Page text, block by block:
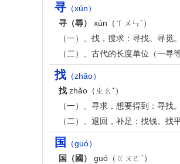
寻 （xún）
寻（尋）
xún（ㄒㄨㄣˊ）
（一）、找，搜求：寻找。寻觅
（二）、古代的长度单位（一寻
找 （zhǎo）
找 zhǎo（ㄓㄠˇ）
（一）、寻求，想要得到：寻找
（二）、退回，补足：找钱。找
国
（guó）
国（國）
guó（ㄍㄨㄛˊ）